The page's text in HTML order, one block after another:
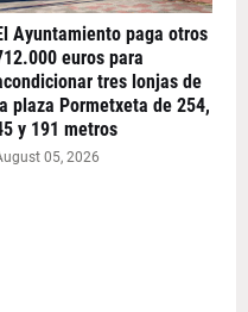
Ayuntamiento paga otros
euros para
tres lonjas de
plaza Pormetxeta de 254,
y 191 metros
05, 2026